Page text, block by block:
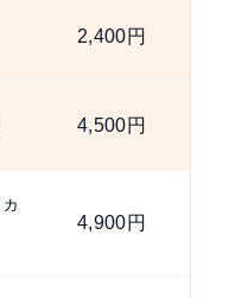
2,400円
4,500円
4,900円